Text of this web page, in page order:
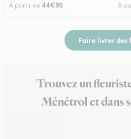
À partir de44€95 À
Faire livrer des
Trouvez un
Ménétrol et dans